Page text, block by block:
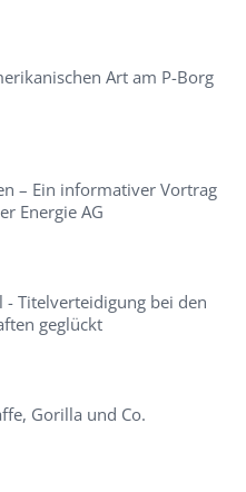
Art am P-Borg
– Ein informativer Vortrag
Energie AG
- Titelverteidigung bei den
geglückt
Gorilla und Co.